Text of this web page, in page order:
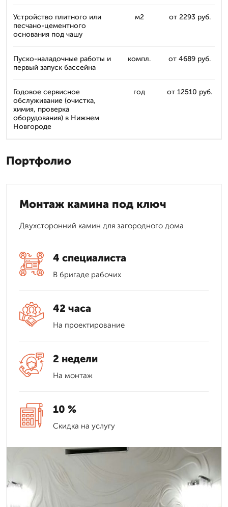
Устройство плитного или
песчано-цементного
основания под чашу
м2 от 2293 руб.
Пуско-наладочные работы и
первый запуск бассейна
компл. от 4689 руб.
Годовое сервисное
обслуживание (очистка,
химия, проверка
оборудования) в Нижнем
Новгороде
год от 12510 руб.
Портфолио
Монтаж камина под ключ
Двухсторонний камин для загородного дома
4 специалиста
В бригаде рабочих
42 часа
На проектирование
2 недели
На монтаж
10 %
Скидка на услугу